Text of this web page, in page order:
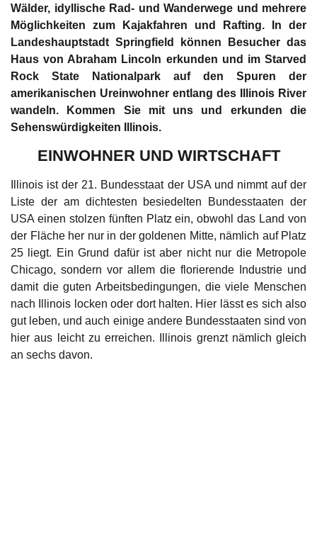
Wälder, idyllische Rad- und Wanderwege und mehrere
Möglichkeiten zum Kajakfahren und Rafting. In der
Landeshauptstadt Springfield können Besucher das
Haus von Abraham Lincoln erkunden und im Starved
Rock State Nationalpark auf den Spuren der
amerikanischen Ureinwohner entlang des Illinois River
wandeln. Kommen Sie mit uns und erkunden die
Sehenswürdigkeiten Illinois.
EINWOHNER UND WIRTSCHAFT
Illinois ist der 21. Bundesstaat der USA und nimmt auf der
Liste der am dichtesten besiedelten Bundesstaaten der
USA einen stolzen fünften Platz ein, obwohl das Land von
der Fläche her nur in der goldenen Mitte, nämlich auf Platz
25 liegt. Ein Grund dafür ist aber nicht nur die Metropole
Chicago, sondern vor allem die florierende Industrie und
damit die guten Arbeitsbedingungen, die viele Menschen
nach Illinois locken oder dort halten. Hier lässt es sich also
gut leben, und auch einige andere Bundesstaaten sind von
hier aus leicht zu erreichen. Illinois grenzt nämlich gleich
an sechs davon.